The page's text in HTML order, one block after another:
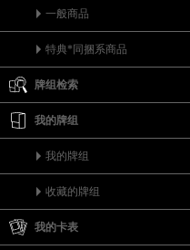
一般商品
特典*同捆系商品
牌组检索
我的牌组
我的牌组
收藏的牌组
我的卡表